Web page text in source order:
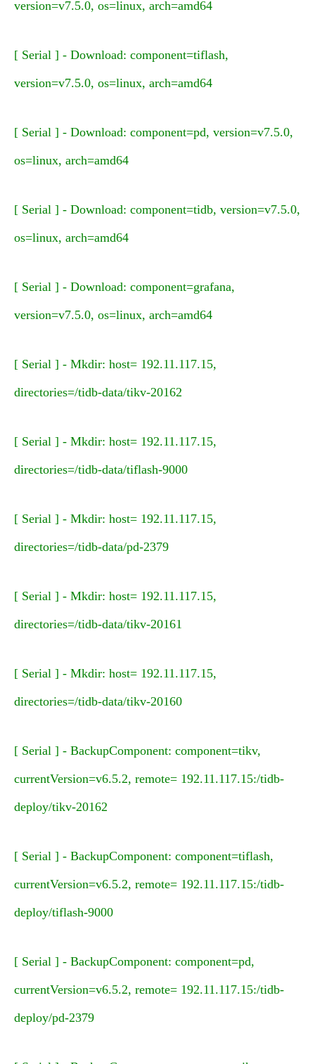
version=v7.5.0, os=linux, arch=amd64
[ Serial ] - Download: component=tiflash,
version=v7.5.0, os=linux, arch=amd64
[ Serial ] - Download: component=pd, version=v7.5.0,
os=linux, arch=amd64
[ Serial ] - Download: component=tidb, version=v7.5.0,
os=linux, arch=amd64
[ Serial ] - Download: component=grafana,
version=v7.5.0, os=linux, arch=amd64
[ Serial ] - Mkdir: host= 192.11.117.15,
directories=/tidb-data/tikv-20162
[ Serial ] - Mkdir: host= 192.11.117.15,
directories=/tidb-data/tiflash-9000
[ Serial ] - Mkdir: host= 192.11.117.15,
directories=/tidb-data/pd-2379
[ Serial ] - Mkdir: host= 192.11.117.15,
directories=/tidb-data/tikv-20161
[ Serial ] - Mkdir: host= 192.11.117.15,
directories=/tidb-data/tikv-20160
[ Serial ] - BackupComponent: component=tikv,
currentVersion=v6.5.2, remote= 192.11.117.15:/tidb-
deploy/tikv-20162
[ Serial ] - BackupComponent: component=tiflash,
currentVersion=v6.5.2, remote= 192.11.117.15:/tidb-
deploy/tiflash-9000
[ Serial ] - BackupComponent: component=pd,
currentVersion=v6.5.2, remote= 192.11.117.15:/tidb-
deploy/pd-2379